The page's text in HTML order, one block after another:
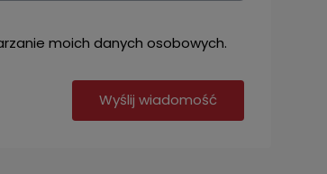
moich danych osobowych.
Wyślij wiadomość